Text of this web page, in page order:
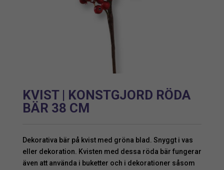
KVIST | KONSTGJORD RÖDA
BÄR 38 CM
Dekorativa bär på kvist med gröna blad. Snyggt i vas
eller dekoration. Kvisten med dessa röda bär fungerar
även att använda i buketter och i dekorationer såsom